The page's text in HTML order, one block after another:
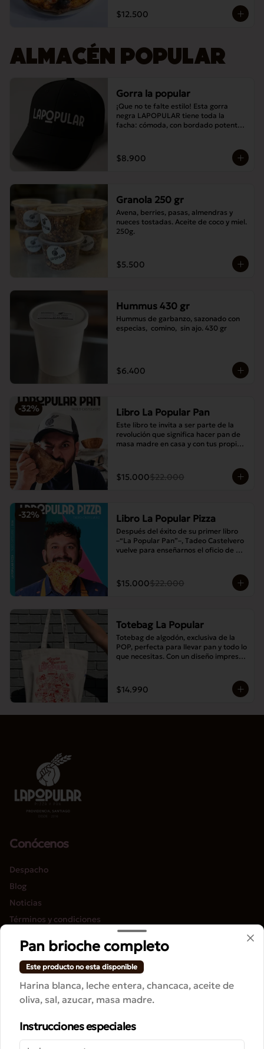
$12.500
ALMACÉN POPULAR
Gorra la popular
¡Que no te falte estilo! Esta gorra
negra LAPOPULAR tiene toda la
facha: cómoda, con bordado potente y
$8.900
Granola 250 gr
Avena, berries, pasas, almendras y
nueces tostadas. Aceite de coco y miel.
250g.
$5.500
Hummus 430 gr
Hummus de garbanzo, sazonado con
especias,  comino,  sin ajo. 430 gr
$6.400
-32% Libro La Popular Pan
Este libro te invita a ser parte de la
revolución que significa hacer pan de
masa madre en casa y con tus propias
$15.000$22.000
-32% Libro La Popular Pizza
Después del éxito de su primer libro
–“La Popular Pan”–, Tadeo Castelvero
vuelve para enseñarnos el oficio de
familia.
$15.000$22.000
Totebag La Popular
Totebag de algodón, exclusiva de la
POP, perfecta para llevar pan y todo lo
que necesitas. Con un diseño impreso
$14.990
Conócenos
Despacho
Blog
Noticias
Términos y condiciones
Redes sociales
Instagram
Facebook
Mi cuenta
Pan brioche completo
Este producto no esta disponible
Harina blanca, leche entera, chancaca, aceite de
oliva, sal, azucar, masa madre.
Instrucciones especiales